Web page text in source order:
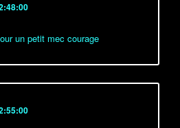
un petit mec courage